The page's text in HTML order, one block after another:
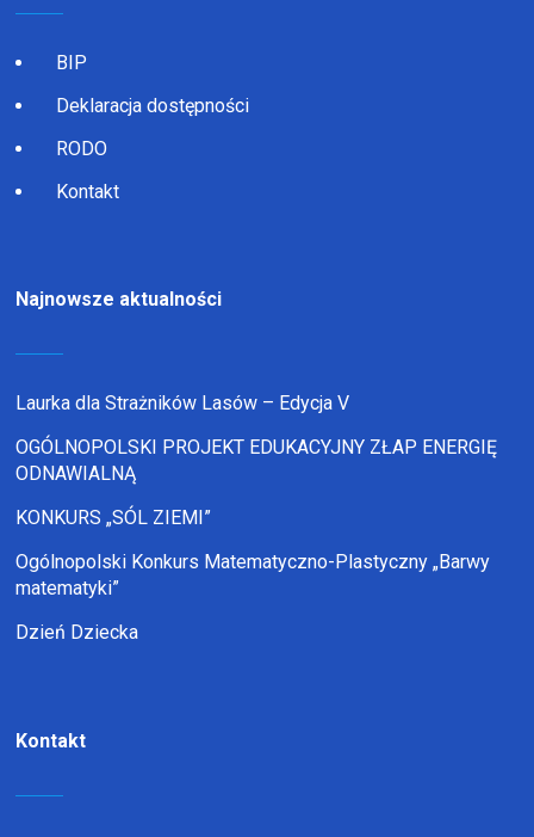
BIP
Deklaracja dostępności
RODO
Kontakt
Najnowsze aktualności
Laurka dla Strażników Lasów – Edycja V
OGÓLNOPOLSKI PROJEKT EDUKACYJNY ZŁAP ENERGIĘ
ODNAWIALNĄ
KONKURS „SÓL ZIEMI”
Ogólnopolski Konkurs Matematyczno-Plastyczny „Barwy
matematyki”
Dzień Dziecka
Kontakt